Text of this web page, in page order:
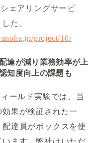
ェアリングサービ
た。
project/10/
達が減り業務効率が上
知度向上の課題も
ールド実験では、当
果が検証された一
達員がボックスを使